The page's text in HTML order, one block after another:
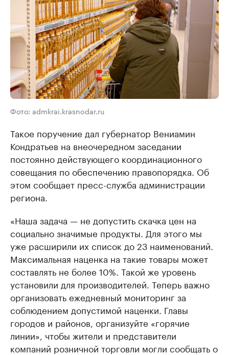
Фото: admkrai.krasnodar.ru
Такое поручение дал губернатор Вениамин
Кондратьев на внеочередном заседании
постоянно действующего координационного
совещания по обеспечению правопорядка. Об
этом сообщает пресс-служба администрации
региона.
«Наша задача — не допустить скачка цен на
социально значимые продукты. Для этого мы
уже расширили их список до 23 наименований.
Максимальная наценка на такие товары может
составлять не более 10%. Такой же уровень
установили для производителей. Теперь важно
организовать ежедневный мониторинг за
соблюдением допустимой наценки. Главы
городов и районов, организуйте «горячие
линии», чтобы жители и представители
компаний розничной торговли могли сообщать о